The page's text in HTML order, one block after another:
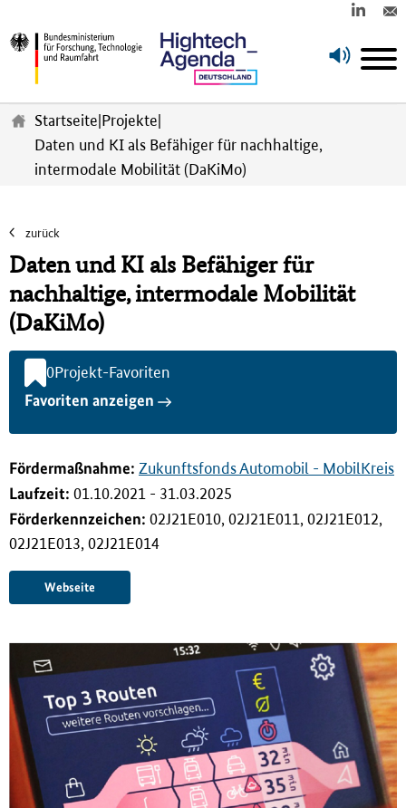
Startseite Projekte
Daten und KI als Befähiger für nachhaltige,
intermodale Mobilität (DaKiMo)
zurück
Daten und KI als Befähiger für
nachhaltige, intermodale Mobilität
(DaKiMo)
0Projekt-Favoriten
Favoriten anzeigen
Fördermaßnahme: Zukunftsfonds Automobil - MobilKreis
Laufzeit: 01.10.2021 - 31.03.2025
Förderkennzeichen: 02J21E010, 02J21E011, 02J21E012,
02J21E013, 02J21E014
Webseite